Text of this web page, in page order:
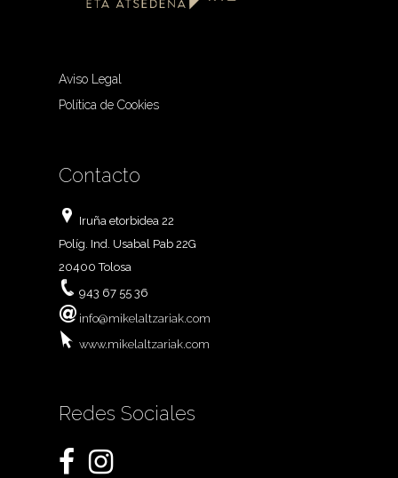
Aviso Legal
Política de Cookies
Contacto
Iruña etorbidea 22
Políg. Ind. Usabal Pab 22G
20400 Tolosa
943 67 55 36
info@mikelaltzariak.com
www.mikelaltzariak.com
Redes Sociales